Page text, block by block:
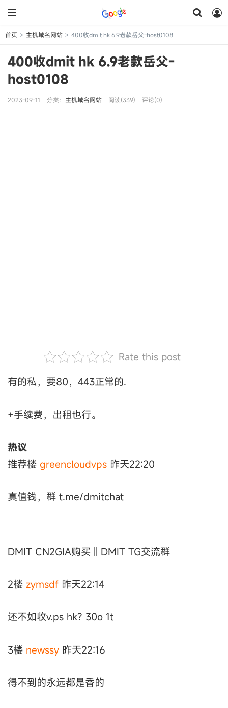
首页 > 主机域名网站 > 400收dmit hk 6.9老款岳父-host0108
400收dmit hk 6.9老款岳父-
host0108
2023-09-11 分类： 主机域名网站 阅读(339) 评论(0)
Rate this post
有的私，要80，443正常的.
+手续费，出租也行。
热议
推荐楼 greencloudvps 昨天22:20
真值钱，群 t.me/dmitchat
DMIT CN2GIA购买 || DMIT TG交流群
2楼 zymsdf 昨天22:14
还不如收v.ps hk? 30o 1t
3楼 newssy 昨天22:16
得不到的永远都是香的